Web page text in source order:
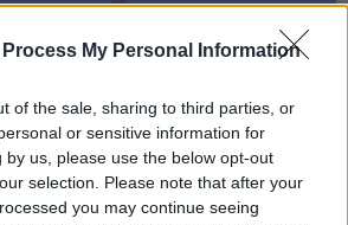
Process My Personal Information
of the sale, sharing to third parties, or
or sensitive information for
by us, please use the below opt-out
selection. Please note that after your
you may continue seeing
η πιο Εύκολη
Υπολογιστών σε 2